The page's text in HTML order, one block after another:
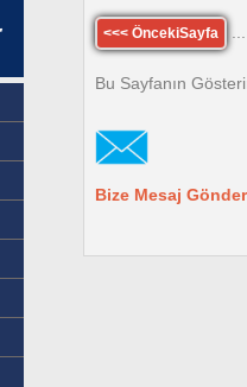
<<< ÖncekiSayfa
Bu Sayfanın
Bize Mesaj